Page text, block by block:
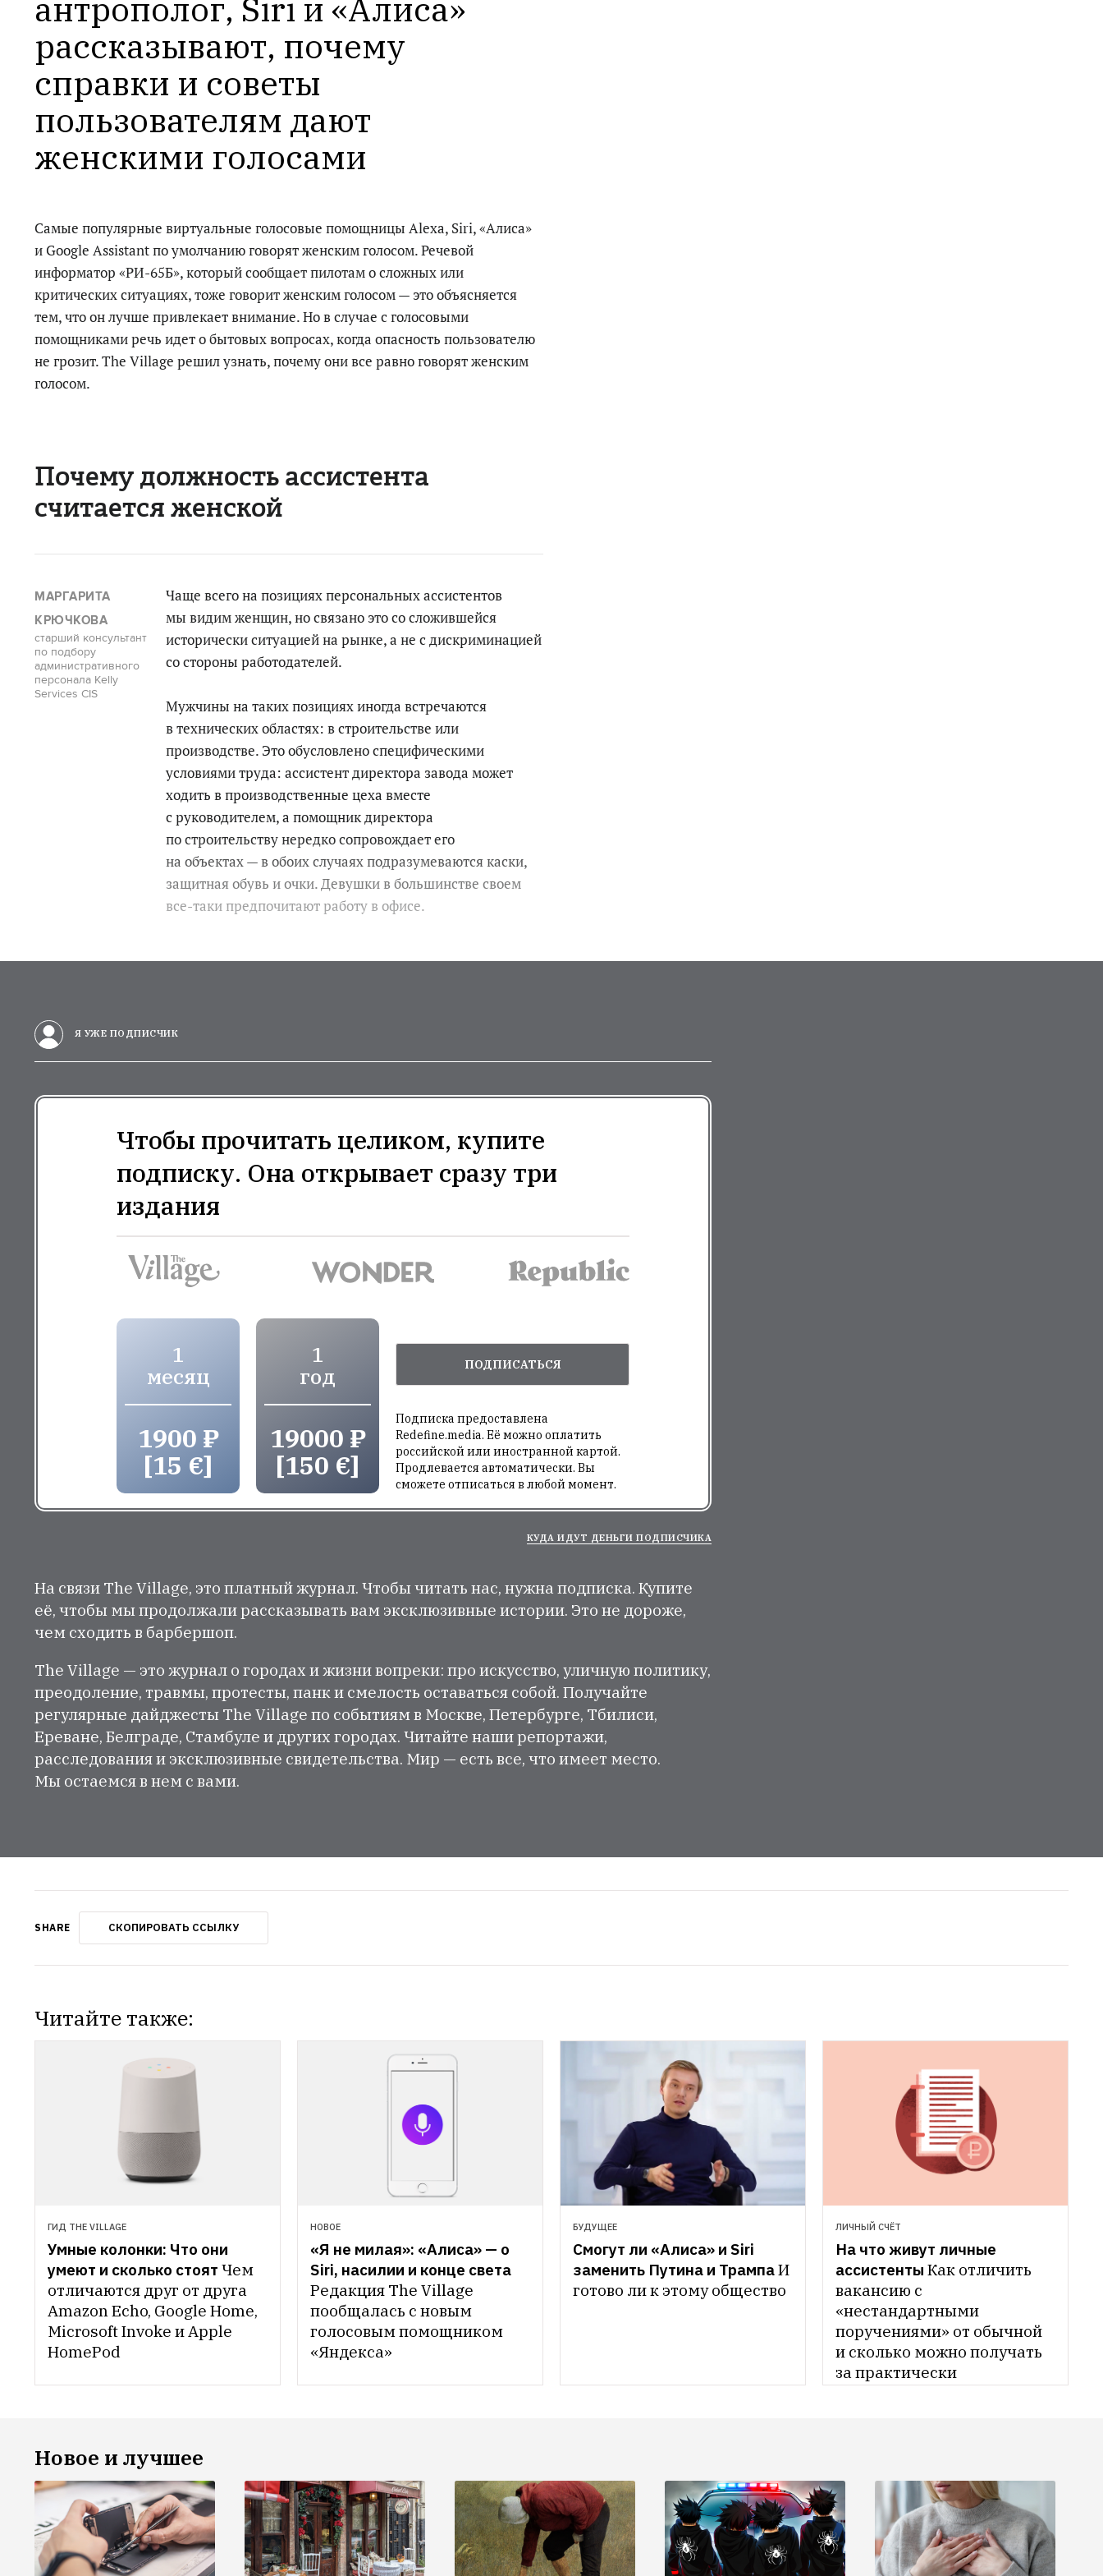
антрополог, Siri и «Алиса»
рассказывают, почему
справки и советы
пользователям дают
женскими голосами
Самые популярные виртуальные голосовые помощницы Alexa, Siri, «Алиса»
и Google Assistant по умолчанию говорят женским голосом. Речевой
информатор «РИ-65Б», который сообщает пилотам о сложных или
критических ситуациях, тоже говорит женским голосом — это объясняется
тем, что он лучше привлекает внимание. Но в случае с голосовыми
помощниками речь идет о бытовых вопросах, когда опасность пользователю
не грозит. The Village решил узнать, почему они все равно говорят женским
голосом.
Почему должность ассистента
считается женской
МАРГАРИТА
КРЮЧКОВА
старший консультант
по подбору
административного
персонала Kelly
Services CIS
Чаще всего на позициях персональных ассистентов
мы видим женщин, но связано это со сложившейся
исторически ситуацией на рынке, а не с дискриминацией
со стороны работодателей.
Мужчины на таких позициях иногда встречаются
в технических областях: в строительстве или
производстве. Это обусловлено специфическими
условиями труда: ассистент директора завода может
ходить в производственные цеха вместе
с руководителем, а помощник директора
по строительству нередко сопровождает его
на объектах — в обоих случаях подразумеваются каски,
защитная обувь и очки. Девушки в большинстве своем
все-таки предпочитают работу в офисе.
Я УЖЕ ПОДПИСЧИК
Чтобы прочитать целиком, купите
подписку. Она открывает сразу три
издания
1
месяц
1900 ₽
[15 €]
1
год
19000 ₽
[150 €]
ПОДПИСАТЬСЯ
Подписка предоставлена
Redefine.media. Её можно оплатить
российской или иностранной картой.
Продлевается автоматически. Вы
сможете отписаться в любой момент.
КУДА ИДУТ ДЕНЬГИ ПОДПИСЧИКА
На связи The Village, это платный журнал. Чтобы читать нас, нужна подписка. Купите
её, чтобы мы продолжали рассказывать вам эксклюзивные истории. Это не дороже,
чем сходить в барбершоп.
The Village — это журнал о городах и жизни вопреки: про искусство, уличную политику,
преодоление, травмы, протесты, панк и смелость оставаться собой. Получайте
регулярные дайджесты The Village по событиям в Москве, Петербурге, Тбилиси,
Ереване, Белграде, Стамбуле и других городах. Читайте наши репортажи,
расследования и эксклюзивные свидетельства. Мир — есть все, что имеет место.
Мы остаемся в нем с вами.
SHARE СКОПИРОВАТЬ ССЫЛКУ
Читайте также:
ГИД THE VILLAGE
Умные колонки: Что они
умеют и сколько стоят Чем
отличаются друг от друга
Amazon Echo, Google Home,
Microsoft Invoke и Apple
HomePod
НОВОЕ
«Я не милая»: «Алиса» — о
Siri, насилии и конце света
Редакция The Village
пообщалась с новым
голосовым помощником
«Яндекса»
БУДУЩЕЕ
Смогут ли «Алиса» и Siri
заменить Путина и ТрампаИ
готово ли к этому общество
ЛИЧНЫЙ СЧЁТ
На что живут личные
ассистенты Как отличить
вакансию с
«нестандартными
поручениями» от обычной
и сколько можно получать
за практически
Новое и лучшее